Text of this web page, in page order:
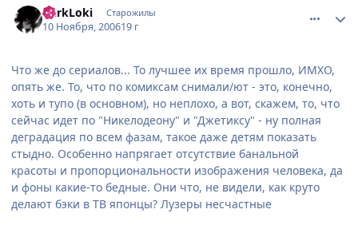
DarkLoki Старожилы
10 Ноября, 200619 г
Что же до сериалов... То лучшее их время прошло, ИМХО,
опять же. То, что по комиксам снимали/ют - это, конечно,
хоть и тупо (в основном), но неплохо, а вот, скажем, то, что
сейчас идет по "Никелодеону" и "Джетиксу" - ну полная
деградация по всем фазам, такое даже детям показать
стыдно. Особенно напрягает отсутствие банальной
красоты и пропорциональности изображения человека, да
и фоны какие-то бедные. Они что, не видели, как круто
делают бэки в ТВ японцы? Лузеры несчастные